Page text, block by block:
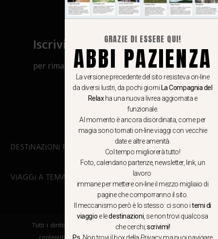
Iscriviti al canale Whatsapp
per rimanere aggiornato su viaggi, eventi
e notizie!
CLICCA QUI
DESTINAZIONI PRINCIPALI
VIAGGI A TEMA
Tutti i diritti riservati. E’ vietata la copia e la riproduzione dei
contenuti in qualsiasi modo o forma. – COPYRIGHT ©LA
GRAZIE DI ESSERE QUI!
ABBI PAZIENZA
La versione precedente del sito resisteva on-line
da diversi lustri, da pochi giorni La Compagnia del
Relaxha una nuova livrea aggiornata e
funzionale.
Al momento è ancora disordinata, come per
magia sono tornati on-line viaggi con vecchie
date e altre amenità.
Col tempo migliorerà tutto!
Foto, calendario partenze, newsletter, link, un
lavoro
immane per mettere on-line il mezzo migliaio di
pagine che comporranno il sito.
Il meccanismo però è lo stesso: ci sono itemi di
viaggio e ledestinazioni , se non trovi qualcosa
che cerchi,scrivimi!